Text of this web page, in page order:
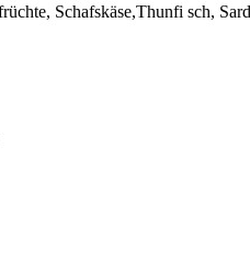
Schafskäse,Thunfi sch,